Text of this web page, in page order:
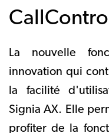
La nouvelle
innovation qui
la facilité
Signia AX. Elle
profiter de la